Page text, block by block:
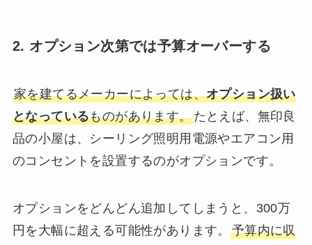
2. オプション次第では予算オーバーする
家を建てるメーカーによっては、オプション扱い
となっているものがあります。たとえば、無印良
品の小屋は、シーリング照明用電源やエアコン用
のコンセントを設置するのがオプションです。
オプションをどんどん追加してしまうと、300万
円を大幅に超える可能性があります。 予算内に収